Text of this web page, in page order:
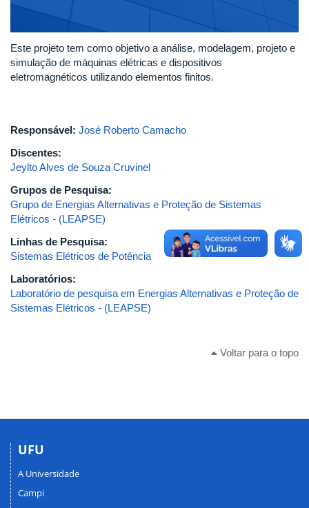
Este projeto tem como objetivo a análise, modelagem, projeto e
simulação de máquinas elétricas e dispositivos
eletromagnéticos utilizando elementos finitos.
Responsável: José Roberto Camacho
Discentes:
Jeylto Alves de Souza Cruvinel
Grupos de Pesquisa:
Grupo de Energias Alternativas e Proteção de Sistemas
Elétricos - (LEAPSE)
Linhas de Pesquisa:
Sistemas Elétricos de Potência
Laboratórios:
Laboratório de pesquisa em Energias Alternativas e Proteção de
Sistemas Elétricos - (LEAPSE)
Voltar para o topo
UFU
A Universidade
Campi